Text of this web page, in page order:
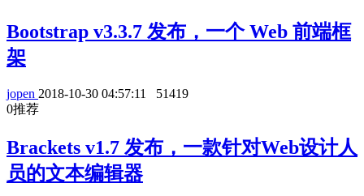
Bootstrap v3.3.7 发布，一个 Web 前端框
架
jopen 2018-10-30 04:57:11
51419
0推荐
Brackets v1.7 发布，一款针对Web设计人
员的文本编辑器